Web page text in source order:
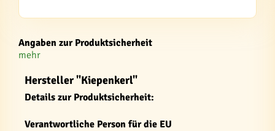
Angaben zur Produktsicherheit
mehr
Hersteller "Kiepenkerl"
Details zur Produktsicherheit:
Verantwortliche Person für die EU